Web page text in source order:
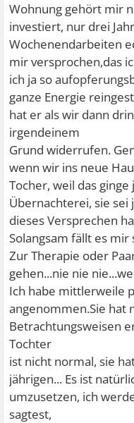
Wohnung gehört mir
investiert, nur drei
Wochenendarbeiten
mir versprochen,das
ich ja so
ganze Energie
hat er als wir dann
irgendeinem
Grund widerrufen.
wenn wir ins neue
Tocher, weil das
Übernachterei, sie sei
dieses Versprechen
Solangsam fällt es
Zur Therapie oder
gehen...nie nie
Ich habe mittlerweile
angenommen.Sie hat
Betrachtungsweisen
Tochter
ist nicht normal, sie
jährigen... Es ist
umzusetzen, ich
sagtest,